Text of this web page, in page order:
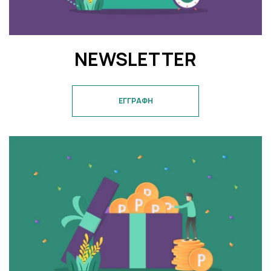
NEWSLETTER
ΕΓΓΡΑΦΗ